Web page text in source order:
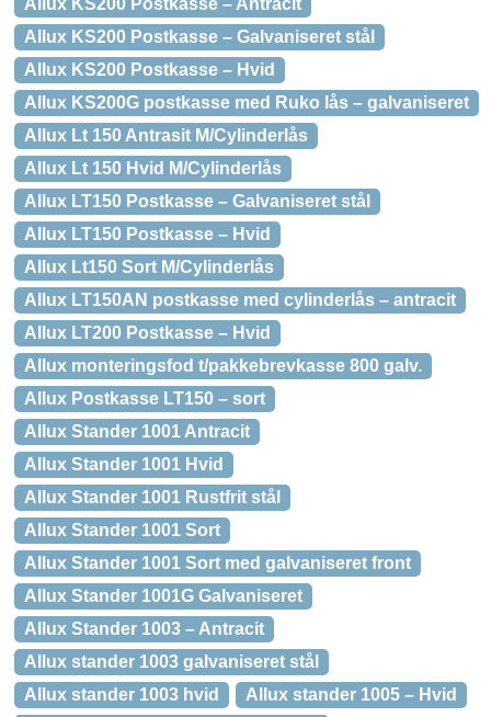
Allux KS200 Postkasse – Antracit
Allux KS200 Postkasse – Galvaniseret stål
Allux KS200 Postkasse – Hvid
Allux KS200G postkasse med Ruko lås – galvaniseret
Allux Lt 150 Antrasit M/Cylinderlås
Allux Lt 150 Hvid M/Cylinderlås
Allux LT150 Postkasse – Galvaniseret stål
Allux LT150 Postkasse – Hvid
Allux Lt150 Sort M/Cylinderlås
Allux LT150AN postkasse med cylinderlås – antracit
Allux LT200 Postkasse – Hvid
Allux monteringsfod t/pakkebrevkasse 800 galv.
Allux Postkasse LT150 – sort
Allux Stander 1001 Antracit
Allux Stander 1001 Hvid
Allux Stander 1001 Rustfrit stål
Allux Stander 1001 Sort
Allux Stander 1001 Sort med galvaniseret front
Allux Stander 1001G Galvaniseret
Allux Stander 1003 – Antracit
Allux stander 1003 galvaniseret stål
Allux stander 1003 hvid
Allux stander 1005 – Hvid